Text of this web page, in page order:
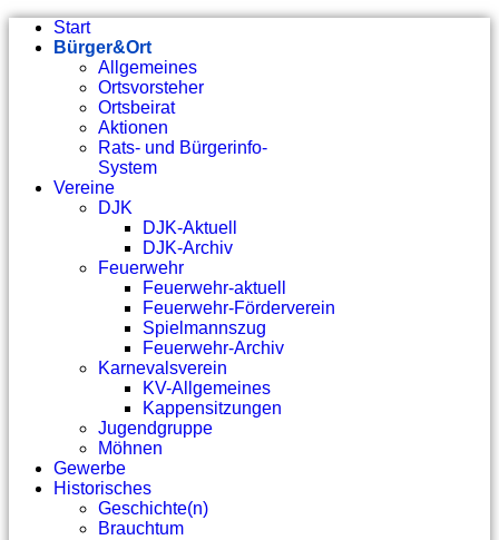
Start
Bürger&Ort
Allgemeines
Ortsvorsteher
Ortsbeirat
Aktionen
Rats- und Bürgerinfo-
System
Vereine
DJK
DJK-Aktuell
DJK-Archiv
Feuerwehr
Feuerwehr-aktuell
Feuerwehr-Förderverein
Spielmannszug
Feuerwehr-Archiv
Karnevalsverein
KV-Allgemeines
Kappensitzungen
Jugendgruppe
Möhnen
Gewerbe
Historisches
Geschichte(n)
Brauchtum